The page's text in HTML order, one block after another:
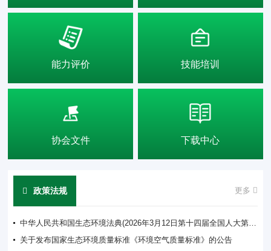
能力评价 技能培训
协会文件 下载中心
政策法规 更多
中华人民共和国生态环境法典(2026年3月12日第十四届全国人大第四次会议通过)
关于发布国家生态环境质量标准《环境空气质量标准》的公告